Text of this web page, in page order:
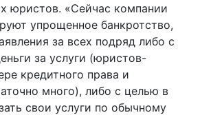
юристов. «Сейчас компании
упрощенное банкротство,
за всех подряд либо с
за услуги (юристов-
кредитного права и
много), либо с целью в
свои услуги по обычному